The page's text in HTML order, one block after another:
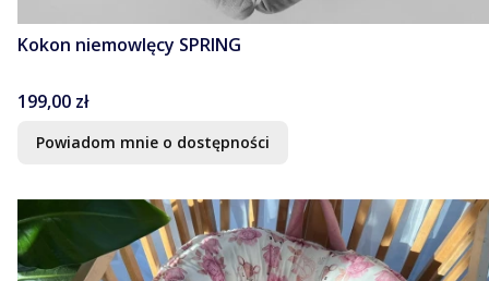
Kokon niemowlęcy SPRING
Cena
199,00 zł
Powiadom mnie o dostępności